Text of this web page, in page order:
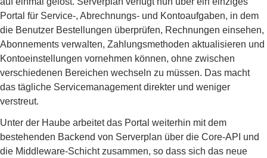
Portal für Service-, Abrechnungs- und Kontoaufgaben, in dem
die Benutzer Bestellungen überprüfen, Rechnungen einsehen,
Abonnements verwalten, Zahlungsmethoden aktualisieren und
Kontoeinstellungen vornehmen können, ohne zwischen
verschiedenen Bereichen wechseln zu müssen. Das macht
das tägliche Servicemanagement direkter und weniger
verstreut.
Unter der Haube arbeitet das Portal weiterhin mit dem
bestehenden Backend von Serverplan über die Core-API und
die Middleware-Schicht zusammen, so dass sich das neue